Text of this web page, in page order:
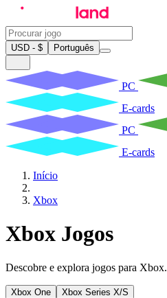
USD - $ Português
PC
E-cards
PC
E-cards
Início
Xbox
Xbox Jogos
Descobre e explora jogos para Xbox.
Xbox One
Xbox Series X/S